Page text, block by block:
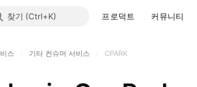
찾기 프로덕트 커뮤니티
스 기타 컨슈머 서비스 CPARK